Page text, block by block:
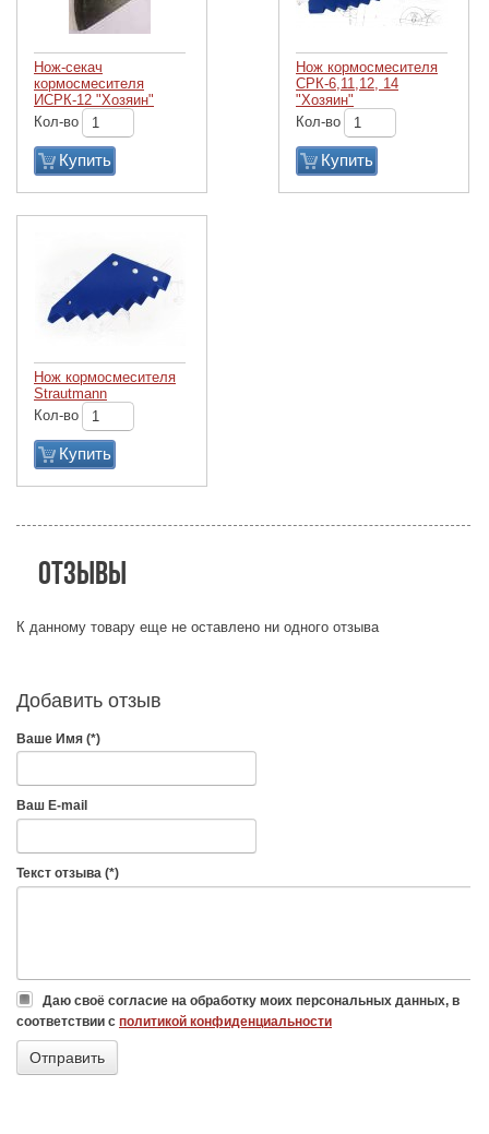
Нож-секач
кормосмесителя
ИСРК-12 "Хозяин"
Кол-во
Купить
Нож кормосмесителя
СРК-6,11,12, 14
"Хозяин"
Кол-во
Купить
Нож кормосмесителя
Strautmann
Кол-во
Купить
Отзывы
К данному товару еще не оставлено ни одного отзыва
Добавить отзыв
Ваше Имя (*)
Ваш E-mail
Текст отзыва (*)
Даю своё согласие на обработку моих персональных данных, в
соответствии с политикой конфиденциальности